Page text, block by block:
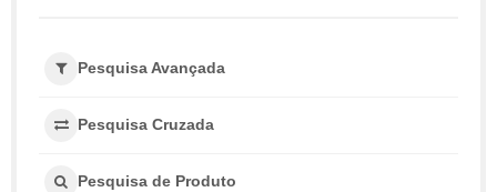
Pesquisa Avançada
Pesquisa Cruzada
Pesquisa de Produto